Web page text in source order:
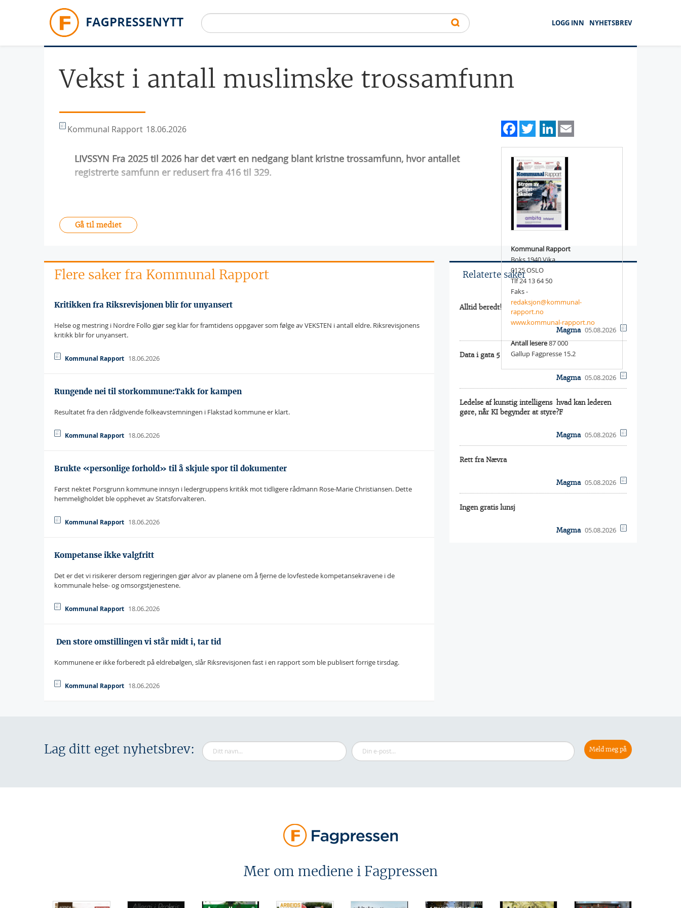
LOGG INN
NYHETSBREV
Vekst i antall muslimske trossamfunn
Kommunal Rapport 18.06.2026
LIVSSYN Fra 2025 til 2026 har det vært en nedgang blant kristne trossamfunn, hvor antallet
registrerte samfunn er redusert fra 416 til 329.
Gå til mediet
Facebook
TwitterLinkedIn
Kommunal Rapport
Boks 1940 Vika
0125 OSLO
Tlf 24 13 64 50
Faks -
redaksjon@kommunal-
rapport.no
www.kommunal-rapport.no
Antall lesere87 000
Gallup Fagpresse 15.2
Flere saker fra Kommunal Rapport
Kritikken fra Riksrevisjonen blir for unyansert
Helse og mestring i Nordre Follo gjør seg klar for framtidens oppgaver som følge av VEKSTEN i antall eldre. Riksrevisjonens
kritikk blir for unyansert.
Kommunal Rapport 18.06.2026
Rungende nei til storkommune:Takk for kampen
Resultatet fra den rådgivende folkeavstemningen i Flakstad kommune er klart.
Kommunal Rapport 18.06.2026
Brukte «personlige forhold» til å skjule spor til dokumenter
Først nektet Porsgrunn kommune innsyn i ledergruppens kritikk mot tidligere rådmann Rose-Marie Christiansen. Dette
hemmeligholdet ble opphevet av Statsforvalteren.
Kommunal Rapport 18.06.2026
Kompetanse ikke valgfritt
Det er det vi risikerer dersom regjeringen gjør alvor av planene om å fjerne de lovfestede kompetansekravene i de
kommunale helse- og omsorgstjenestene.
Kommunal Rapport 18.06.2026
 Den store omstillingen vi står midt i, tar tid
Kommunene er ikke forberedt på eldrebølgen, slår Riksrevisjonen fast i en rapport som ble publisert forrige tirsdag.
Kommunal Rapport 18.06.2026
Relaterte saker
Alltid beredt!
Magma 05.08.2026
Data i gata 5
Magma 05.08.2026
Ledelse af kunstig intelligens  hvad kan lederen
gøre, når KI begynder at styre?F
Magma 05.08.2026
Rett fra Nævra
Magma 05.08.2026
Ingen gratis lunsj
Magma 05.08.2026
Lag ditt eget nyhetsbrev:
Mer om mediene i Fagpressen